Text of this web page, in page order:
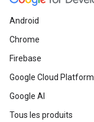
Android
Chrome
Firebase
Google Cloud Platform
Google AI
Tous les produits